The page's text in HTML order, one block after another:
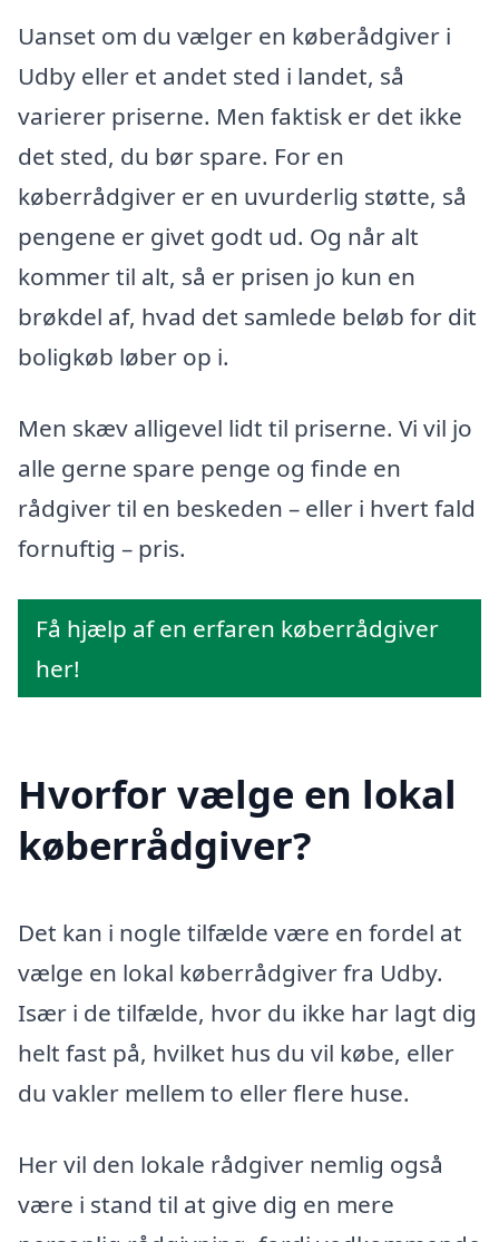
Uanset om du vælger en køberådgiver i
Udby eller et andet sted i landet, så
varierer priserne. Men faktisk er det ikke
det sted, du bør spare. For en
køberrådgiver er en uvurderlig støtte, så
pengene er givet godt ud. Og når alt
kommer til alt, så er prisen jo kun en
brøkdel af, hvad det samlede beløb for dit
boligkøb løber op i.
Men skæv alligevel lidt til priserne. Vi vil jo
alle gerne spare penge og finde en
rådgiver til en beskeden – eller i hvert fald
fornuftig – pris.
Få hjælp af en erfaren køberrådgiver
her!
Hvorfor vælge en lokal
køberrådgiver?
Det kan i nogle tilfælde være en fordel at
vælge en lokal køberrådgiver fra Udby.
Især i de tilfælde, hvor du ikke har lagt dig
helt fast på, hvilket hus du vil købe, eller
du vakler mellem to eller flere huse.
Her vil den lokale rådgiver nemlig også
være i stand til at give dig en mere